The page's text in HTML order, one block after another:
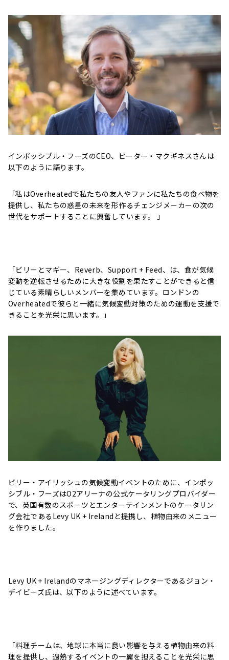
インポッシブル・フーズのCEO、ピーター・マクギネスさんは
以下のように語ります。
「私はOverheatedで私たちの友人やファンに私たちの食べ物を
提供し、私たちの惑星の未来を形作るチェンジメーカーの次の
世代をサポートすることに興奮しています。 」
「ビリーとマギー、Reverb、Support + Feed、は、食が気候
変動を逆転させるために大きな役割を果たすことができると信
じている素晴らしいメンバーを集めています。ロンドンの
Overheatedで彼らと一緒に気候変動対策のための運動を支援で
きることを光栄に思います。」
ビリー・アイリッシュの気候変動イベントのために、インポッ
シブル・フーズはO2アリーナの公式ケータリングプロバイダー
で、英国有数のスポーツとエンターテインメントのケータリン
グ会社であるLevy UK + Irelandと提携し、植物由来のメニュー
を作りました。
Levy UK + Irelandのマネージングディレクターであるジョン・
デイビーズ氏は、以下のように述べています。
「料理チームは、地球に本当に良い影響を与える植物由来の料
理を提供し、過熱するイベントの一翼を担えることを光栄に思